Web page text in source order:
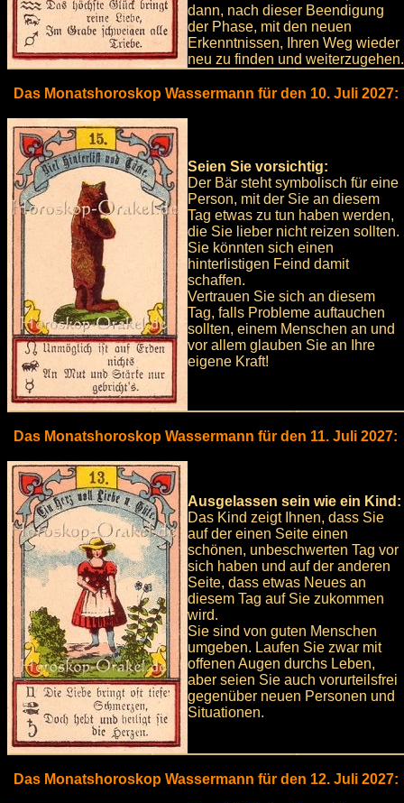
dann, nach dieser Beendigung
der Phase, mit den neuen
Erkenntnissen, Ihren Weg wieder
neu zu finden und weiterzugehen.
Das Monatshoroskop Wassermann für den 10. Juli 2027:
Seien Sie vorsichtig:
Der Bär steht symbolisch für eine
Person, mit der Sie an diesem
Tag etwas zu tun haben werden,
die Sie lieber nicht reizen sollten.
Sie könnten sich einen
hinterlistigen Feind damit
schaffen.
Vertrauen Sie sich an diesem
Tag, falls Probleme auftauchen
sollten, einem Menschen an und
vor allem glauben Sie an Ihre
eigene Kraft!
Das Monatshoroskop Wassermann für den 11. Juli 2027:
Ausgelassen sein wie ein Kind:
Das Kind zeigt Ihnen, dass Sie
auf der einen Seite einen
schönen, unbeschwerten Tag vor
sich haben und auf der anderen
Seite, dass etwas Neues an
diesem Tag auf Sie zukommen
wird.
Sie sind von guten Menschen
umgeben. Laufen Sie zwar mit
offenen Augen durchs Leben,
aber seien Sie auch vorurteilsfrei
gegenüber neuen Personen und
Situationen.
Das Monatshoroskop Wassermann für den 12. Juli 2027: